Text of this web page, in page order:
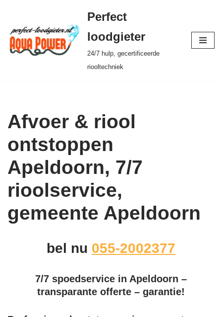
Ga
naar
de
Perfect
loodgieter
24/7 hulp, gecertificeerde
riooltechniek
Afvoer & riool
ontstoppen
Apeldoorn, 7/7
rioolservice,
gemeente Apeldoorn
bel nu 055-2002377
7/7 spoedservice in Apeldoorn –
transparante offerte – garantie!